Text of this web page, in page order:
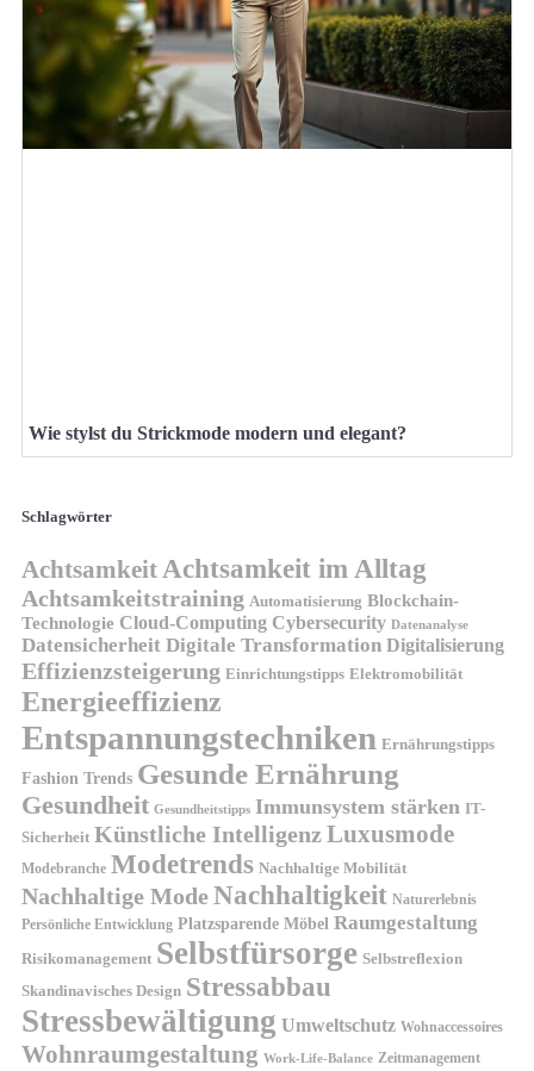
Wie stylst du Strickmode modern und elegant?
Schlagwörter
AchtsamkeitAchtsamkeit im Alltag
Achtsamkeitstraining Automatisierung Blockchain-
Technologie Cloud-Computing Cybersecurity Datenanalyse
Datensicherheit Digitale Transformation Digitalisierung
Effizienzsteigerung Einrichtungstipps Elektromobilität
Energieeffizienz
Entspannungstechniken Ernährungstipps
Fashion Trends Gesunde Ernährung
Gesundheit Gesundheitstipps Immunsystem stärken IT-
Sicherheit Künstliche IntelligenzLuxusmode
Modebranche Modetrends Nachhaltige Mobilität
Nachhaltige ModeNachhaltigkeit Naturerlebnis
Persönliche Entwicklung Platzsparende Möbel Raumgestaltung
Risikomanagement Selbstfürsorge Selbstreflexion
Skandinavisches Design Stressabbau
Stressbewältigung Umweltschutz Wohnaccessoires
Wohnraumgestaltung Work-Life-Balance Zeitmanagement